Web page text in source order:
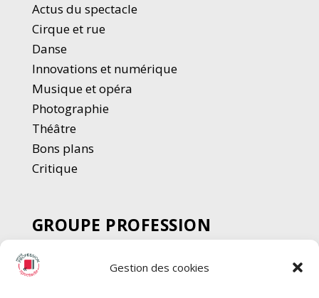
Gestion des cookies
Actus du spectacle
Cirque et rue
Danse
Innovations et numérique
Musique et opéra
Photographie
Théâtre
Bons plans
Critique
GROUPE PROFESSION
SPECTACLE
Chèque Intermittents